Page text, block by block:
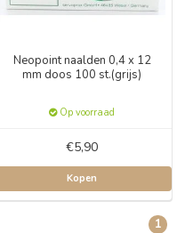
Neopoint naalden 0,4 x 12
mm doos 100 st.(grijs)
Op voorraad
€5,90
Kopen
1